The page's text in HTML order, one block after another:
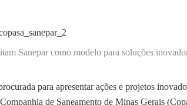
Sanepar como modelo para soluções
para apresentar ações e projetos
de Saneamento de Minas Gerais